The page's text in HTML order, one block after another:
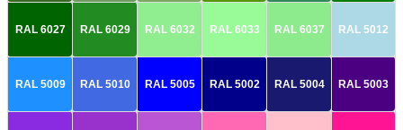
RAL 6027 RAL 6029 RAL 6032 RAL 6033 RAL 6037 RAL 5012
RAL 5009 RAL 5010 RAL 5005 RAL 5002 RAL 5004 RAL 5003